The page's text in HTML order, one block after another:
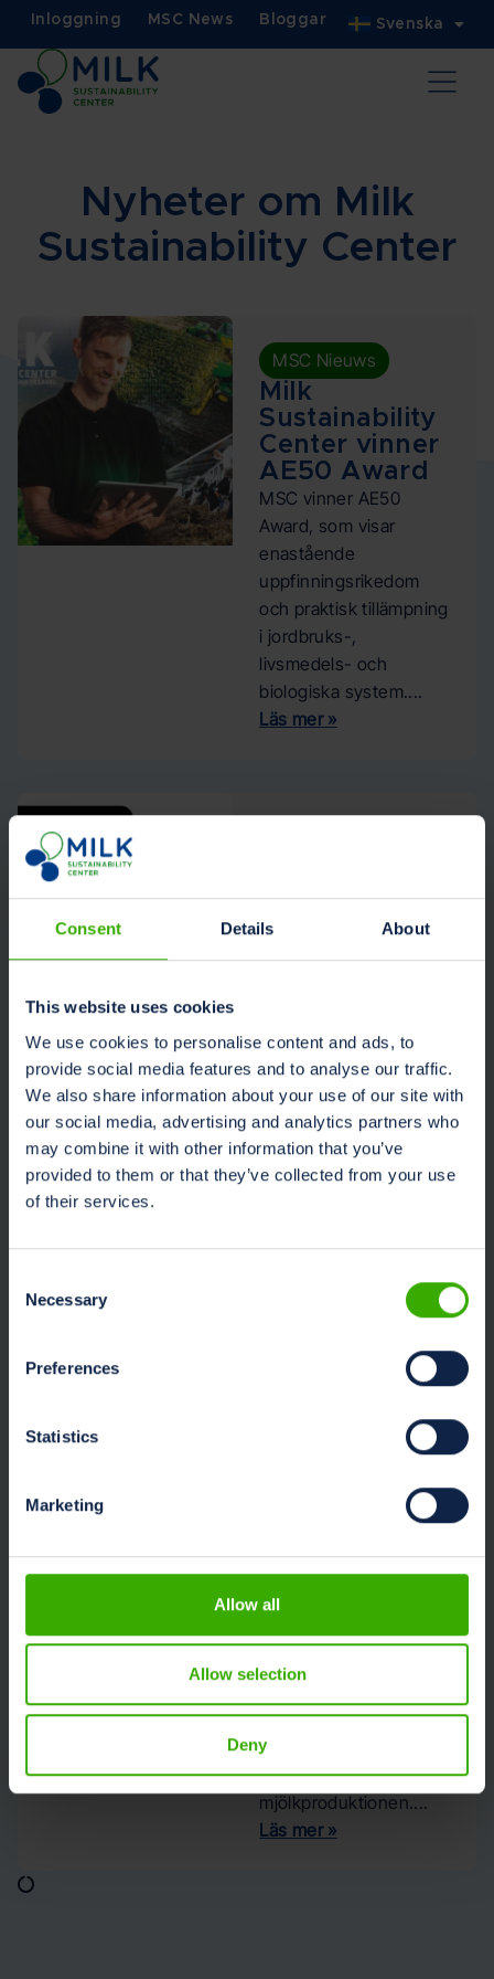
Consent Details About
This website uses cookies
We use cookies to personalise content and ads, to
provide social media features and to analyse our traffic.
We also share information about your use of our site with
our social media, advertising and analytics partners who
may combine it with other information that you’ve
provided to them or that they’ve collected from your use
of their services.
Selection
Necessary
Preferences
Statistics
Marketing
Allow all
Allow selection
Deny
Inloggning MSC News Bloggar Svenska
Nyheter om Milk
Sustainability Center
MSC Nieuws
Milk
Sustainability
Center vinner
AE50 Award
MSC vinner AE50
Award, som visar
enastående
uppfinningsrikedom
och praktisk tillämpning
i jordbruks-,
livsmedels- och
biologiska system....
Läs mer »
Sustainability
Center
strategiska
partner
MSC tillkännager
strategisk partner,
Dinamica Generale.
mera för
och DeLaval
banbrytande
Sustainability
Center
Ett innovativt digitalt
utformat för att
förbättra effektiviteten
och hållbarheten i
mjölkproduktionen....
Läs mer »